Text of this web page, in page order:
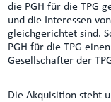
die PGH für die TPG
und die Interessen
gleichgerichtet sind.
PGH für die TPG
Gesellschafter der
Die Akquisition steht